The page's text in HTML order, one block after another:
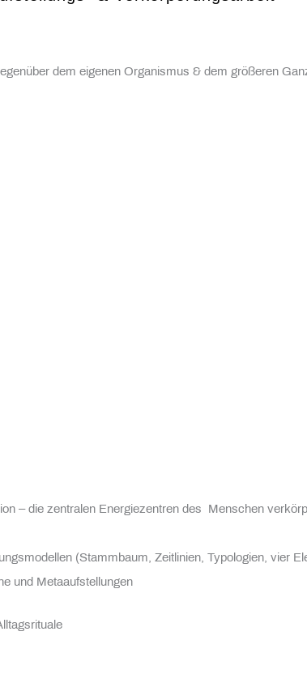
dem eigenen Organismus & dem größeren
– die zentralen Energiezentren des Menschen
(Stammbaum, Zeitlinien, Typologien, vier
und Metaaufstellungen